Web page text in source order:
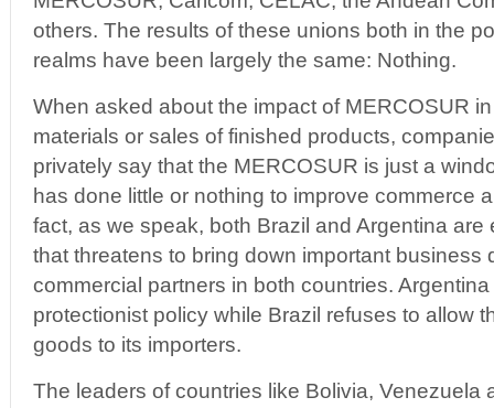
others. The results of these unions both in the
realms have been largely the same: Nothing.
When asked about the impact of MERCOSUR
materials or sales of finished products,
privately say that the MERCOSUR is just a
has done little or nothing to improve commerce
fact, as we speak, both Brazil and Argentina are
that threatens to bring down important business
commercial partners in both countries.
protectionist policy while Brazil refuses to allow
goods to its importers.
The leaders of countries like Bolivia, Venezuela